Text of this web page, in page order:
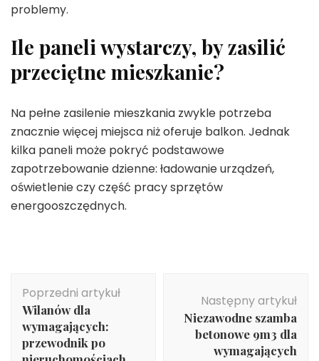
problemy.
Ile paneli wystarczy, by zasilić
przeciętne mieszkanie?
Na pełne zasilenie mieszkania zwykle potrzeba
znacznie więcej miejsca niż oferuje balkon. Jednak
kilka paneli może pokryć podstawowe
zapotrzebowanie dzienne: ładowanie urządzeń,
oświetlenie czy część pracy sprzętów
energooszczędnych.
wpisu
Poprzedni artykuł
Wilanów dla
wymagających:
przewodnik po
Następny artykuł
Niezawodne szamba
betonowe 9m3 dla
wymagających